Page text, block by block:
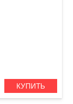
КУПИТЬ